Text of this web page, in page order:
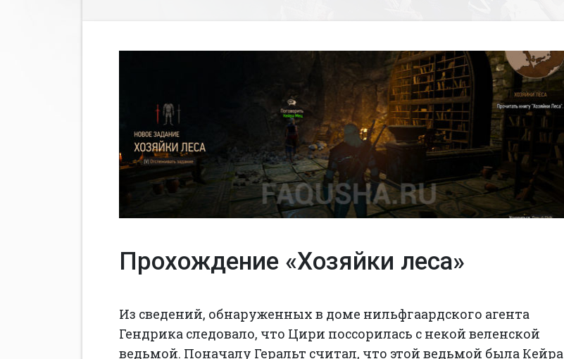
Прохождение «Хозяйки леса»
Из сведений, обнаруженных в доме нильфгаардского агента
Гендрика следовало, что Цири поссорилась с некой веленской
ведьмой. Поначалу Геральт считал, что этой ведьмой была Кейра